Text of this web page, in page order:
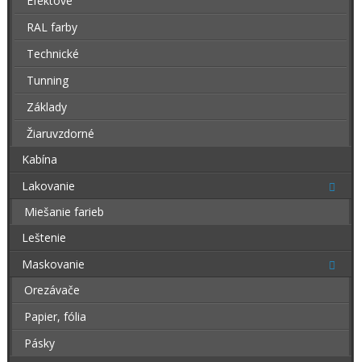
RAL farby
Technické
Tunning
Základy
Žiaruvzdorné
Kabína
Lakovanie
Miešanie farieb
Leštenie
Maskovanie
Orezávače
Papier, fólia
Pásky